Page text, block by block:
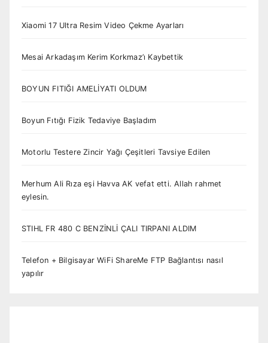
Xiaomi 17 Ultra Resim Video Çekme Ayarları
Mesai Arkadaşım Kerim Korkmaz’ı Kaybettik
BOYUN FITIĞI AMELİYATI OLDUM
Boyun Fıtığı Fizik Tedaviye Başladım
Motorlu Testere Zincir Yağı Çeşitleri Tavsiye Edilen
Merhum Ali Rıza eşi Havva AK vefat etti. Allah rahmet
eylesin.
STIHL FR 480 C BENZİNLİ ÇALI TIRPANI ALDIM
Telefon + Bilgisayar WiFi ShareMe FTP Bağlantısı nasıl
yapılır